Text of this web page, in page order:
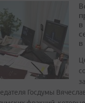
Госдумы